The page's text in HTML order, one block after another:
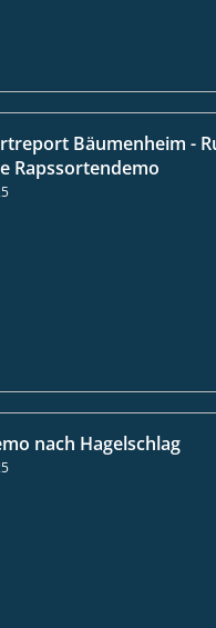
Bäumenheim -
Rapssortendemo
nach Hagelschlag